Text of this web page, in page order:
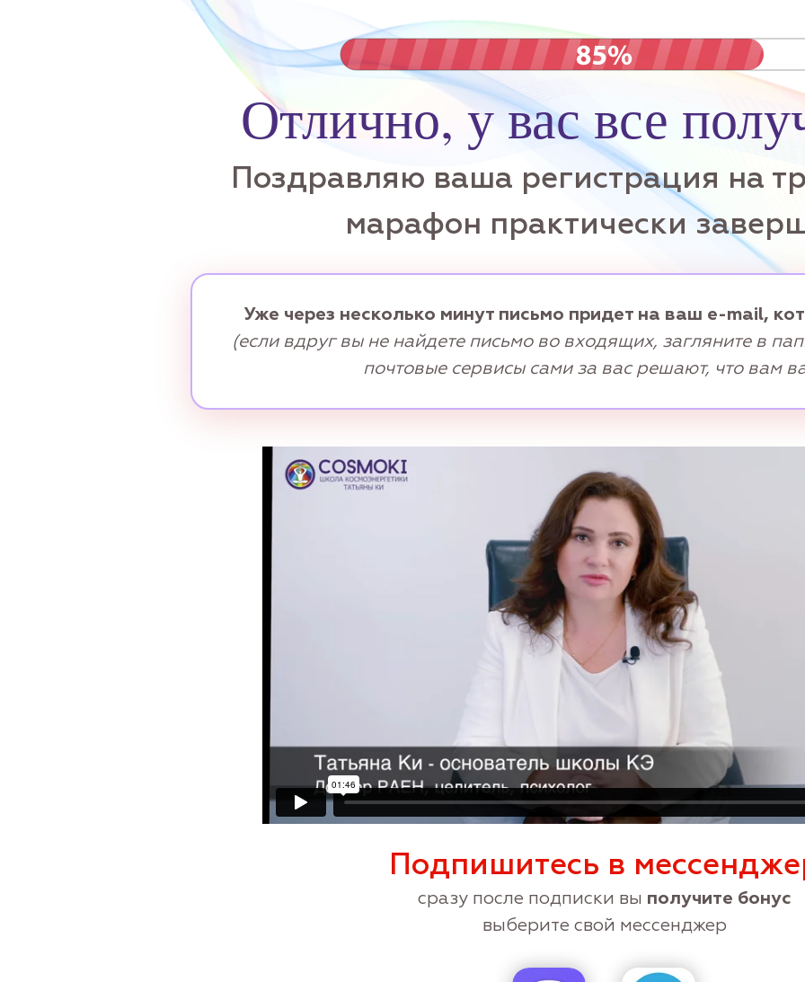
Отлично, у вас все
Уже через несколько минут письмо придет на ваш e-mail,
(если вдруг вы не найдете письмо во входящих, загляните в
почтовые сервисы сами за вас решают, что вам
сразу после подписки вы получите бонус
выберите свой мессенджер
Поздравляю ваша регистрация на
марафон практически
Подпишитесь в